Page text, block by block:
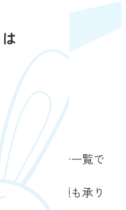
・屋外広告一覧で
、調査依頼も承り